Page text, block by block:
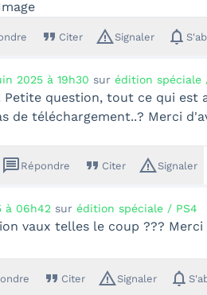
format_quote Citer warning_amberSignaler notifications
2025 à 19h30 sur édition spéciale
Petite question, tout ce qui est
de téléchargement..? Merci
message Répondre format_quote Citer warning_amberSignaler
à 06h42 sur édition spéciale / PS4
vaux telles le coup ??? Merci
format_quote Citer warning_amberSignaler notifications